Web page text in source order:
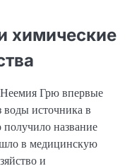
химические
Грю впервые
источника в
название
в медицинскую
и